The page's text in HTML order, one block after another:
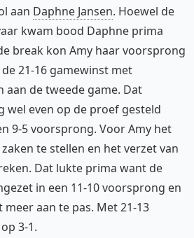
aan Daphne Jansen. Hoewel de
kwam bood Daphne prima
break kon Amy haar voorsprong
21-16 gamewinst met
de tweede game. Dat
even op de proef gesteld
9-5 voorsprong. Voor Amy het
te stellen en het verzet van
Dat lukte prima want de
in een 11-10 voorsprong en
aan te pas. Met 21-13
3-1.